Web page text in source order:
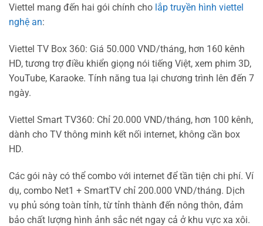
Viettel mang đến hai gói chính cho lắp truyền hình viettel
nghệ an:
Viettel TV Box 360: Giá 50.000 VND/tháng, hơn 160 kênh
HD, tương trợ điều khiển giọng nói tiếng Việt, xem phim 3D,
YouTube, Karaoke. Tính năng tua lại chương trình lên đến 7
ngày.
Viettel Smart TV360: Chỉ 20.000 VND/tháng, hơn 100 kênh,
dành cho TV thông minh kết nối internet, không cần box
HD.
Các gói này có thể combo với internet để tần tiện chi phí. Ví
dụ, combo Net1 + SmartTV chỉ 200.000 VND/tháng. Dịch
vụ phủ sóng toàn tỉnh, từ tỉnh thành đến nông thôn, đảm
bảo chất lượng hình ảnh sắc nét ngay cả ở khu vực xa xôi.